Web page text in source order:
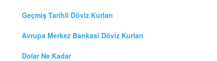
Geçmiş Tarihli Döviz Kurları
Avrupa Merkez Bankasi Döviz Kurları
Dolar Ne Kadar